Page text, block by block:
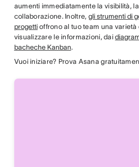
aumenti immediatamente la visibilità,
collaborazione. Inoltre, gli strumenti di
progettioffrono al tuo team una varietà
visualizzare le informazioni, dai
bacheche Kanban.
Vuoi iniziare? Prova Asana